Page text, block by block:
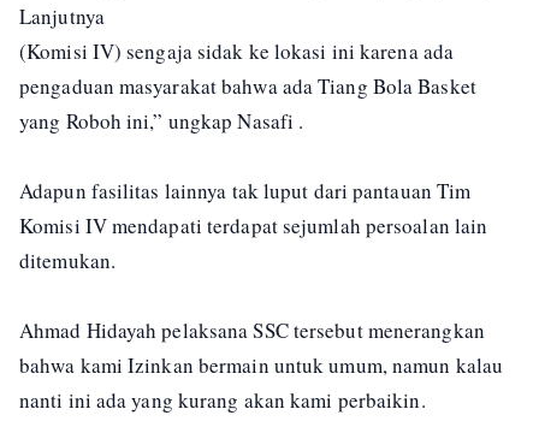
Lanjutnya
(Komisi IV) sengaja sidak ke lokasi ini karena ada
pengaduan masyarakat bahwa ada Tiang Bola Basket
yang Roboh ini,” ungkap Nasafi .
Adapun fasilitas lainnya tak luput dari pantauan Tim
Komisi IV mendapati terdapat sejumlah persoalan lain
ditemukan.
Ahmad Hidayah pelaksana SSC tersebut menerangkan
bahwa kami Izinkan bermain untuk umum, namun kalau
nanti ini ada yang kurang akan kami perbaikin.